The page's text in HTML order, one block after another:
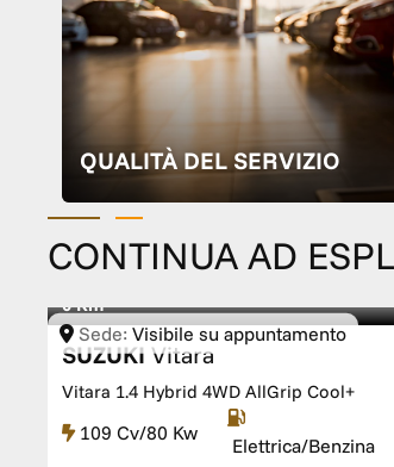
QUALITÀ DEL SERVIZIO
CONTINUA AD
Sede: Visibile su appuntamento
0 Km
SUZUKI Vitara
Vitara 1.4 Hybrid 4WD AllGrip Cool+
109 Cv/80 Kw
Elettrica/Benzina